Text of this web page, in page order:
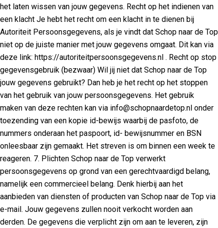
het laten wissen van jouw gegevens. Recht op het indienen van
een klacht Je hebt het recht om een klacht in te dienen bij
Autoriteit Persoonsgegevens, als je vindt dat Schop naar de Top
niet op de juiste manier met jouw gegevens omgaat. Dit kan via
deze link: https://autoriteitpersoonsgegevens.nl . Recht op stop
gegevensgebruik (bezwaar) Wil jij niet dat Schop naar de Top
jouw gegevens gebruikt? Dan heb je het recht op het stoppen
van het gebruik van jouw persoonsgegevens. Het gebruik
maken van deze rechten kan via info@schopnaardetop.nl onder
toezending van een kopie id-bewijs waarbij de pasfoto, de
nummers onderaan het paspoort, id- bewijsnummer en BSN
onleesbaar zijn gemaakt. Het streven is om binnen een week te
reageren. 7. Plichten Schop naar de Top verwerkt
persoonsgegevens op grond van een gerechtvaardigd belang,
namelijk een commercieel belang. Denk hierbij aan het
aanbieden van diensten of producten van Schop naar de Top via
e-mail. Jouw gegevens zullen nooit verkocht worden aan
derden. De gegevens die verplicht zijn om aan te leveren, zijn